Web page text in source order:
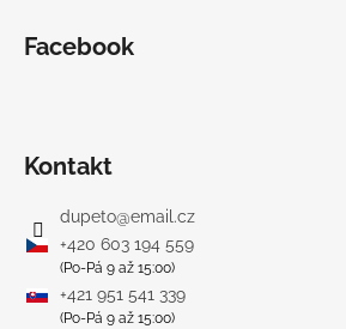
Facebook
Kontakt
dupeto@email.cz
+420 603 194 559
(Po-Pá 9 až 15:00)
+421 951 541 339
(Po-Pá 9 až 15:00)